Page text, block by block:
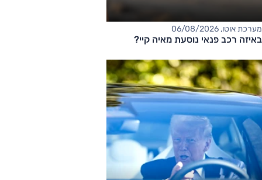
מערכת אוטו, 06/08/2026
באיזה רכב פנאי נוסעת מאיה קיי?